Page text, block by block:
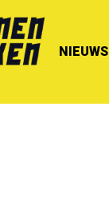
NIEUWS